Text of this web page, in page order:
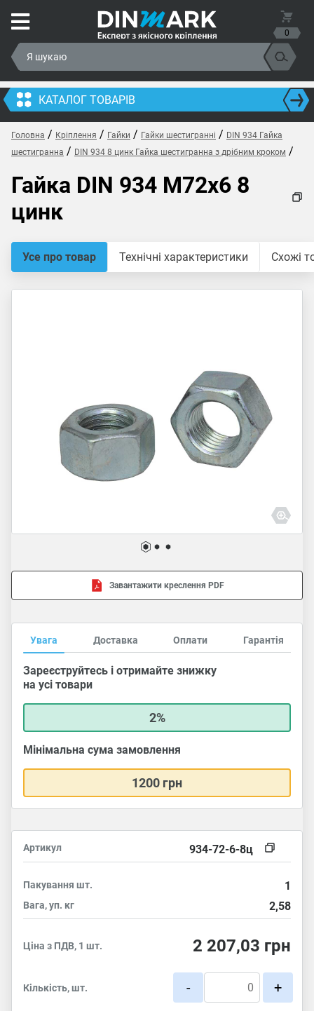
0
КАТАЛОГ ТОВАРІВ
Головна / Кріплення / Гайки / Гайки шестигранні / DIN 934 Гайка
шестигранна / DIN 934 8 цинк Гайка шестигранна з дрібним кроком /
Гайка DIN 934 M72x6 8
цинк
Усе про товар Технічні характеристики Схожі
Завантажити креслення PDF
Увага Доставка Оплати Гарантія
Зареєструйтесь і отримайте знижку
на усі товари
2%
Мінімальна сума замовлення
1200 грн
Артикул 934-72-6-8ц
Пакування шт. 1
Вага, уп. кг 2,58
Ціна з ПДВ, 1 шт. 2 207,03 грн
Кількість, шт. - +